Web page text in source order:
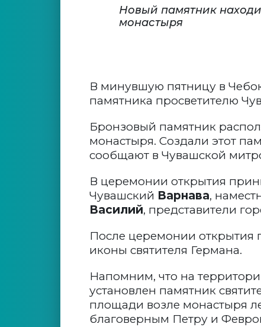
Новый памятник
монастыря
В минувшую пятницу в
памятника просветителю
Бронзовый памятник
монастыря. Создали этот
сообщают в Чувашской
В церемонии открытия
Чувашский Варнава,
Василий, представители
После церемонии открытия
иконы святителя Германа.
Напомним, что на
установлен памятник
площади возле монастыря
благоверным Петру и